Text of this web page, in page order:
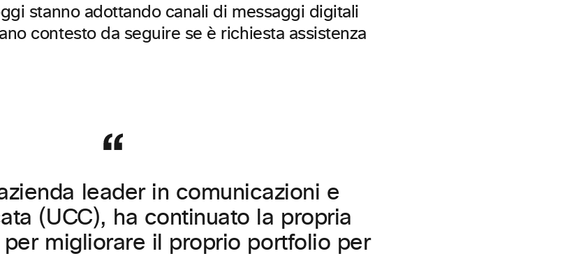
stanno adottando canali di messaggi digitali
contesto da seguire se è richiesta assistenza
leader in comunicazioni e
(UCC), ha continuato la propria
migliorare il proprio portfolio per